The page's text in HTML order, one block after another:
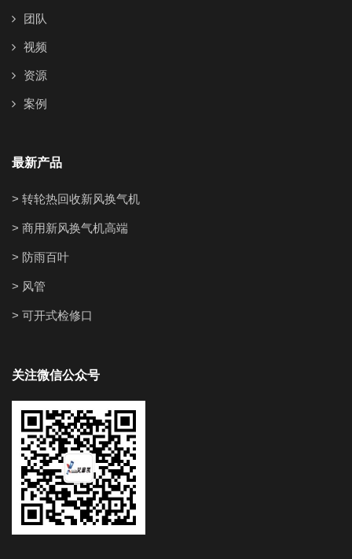
团队
视频
资源
案例
最新产品
> 转轮热回收新风换气机
> 商用新风换气机高端
> 防雨百叶
> 风管
> 可开式检修口
关注微信公众号